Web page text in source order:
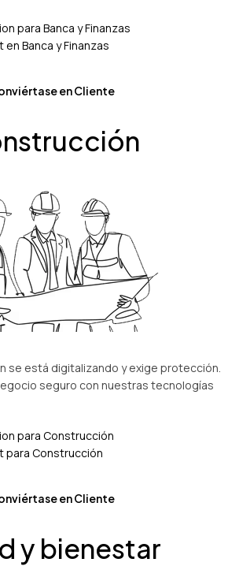
para Banca y Finanzas
Banca y Finanzas
en Cliente
se está digitalizando y exige protección.
seguro con nuestras tecnologías
para Construcción
para Construcción
en Cliente
y bienestar